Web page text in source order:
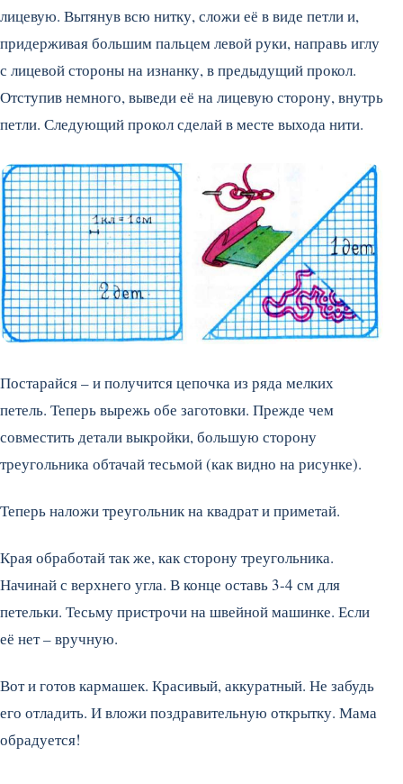
лицевую. Вытянув всю нитку, сложи её в виде петли и,
придерживая большим пальцем левой руки, направь иглу
с лицевой стороны на изнанку, в предыдущий прокол.
Отступив немного, выведи её на лицевую сторону, внутрь
петли. Следующий прокол сделай в месте выхода нити.
Постарайся – и получится цепочка из ряда мелких
петель. Теперь вырежь обе заготовки. Прежде чем
совместить детали выкройки, большую сторону
треугольника обтачай тесьмой (как видно на рисунке).
Теперь наложи треугольник на квадрат и приметай.
Края обработай так же, как сторону треугольника.
Начинай с верхнего угла. В конце оставь 3-4 см для
петельки. Тесьму пристрочи на швейной машинке. Если
её нет – вручную.
Вот и готов кармашек. Красивый, аккуратный. Не забудь
его отладить. И вложи поздравительную открытку. Мама
обрадуется!